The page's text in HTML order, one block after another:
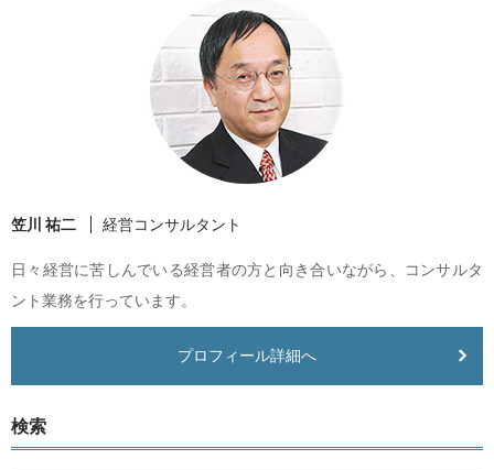
笠川 祐二 経営コンサルタント
日々経営に苦しんでいる経営者の方と向き合いながら、コンサルタ
ント業務を行っています。
プロフィール詳細へ
検索